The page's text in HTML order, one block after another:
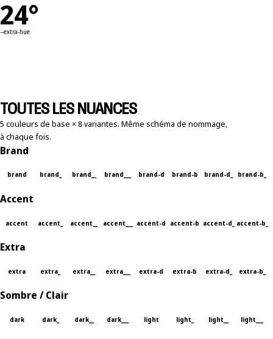
24°
--extra-hue
TOUTES LES NUANCES
5 couleurs de base × 8 variantes. Même schéma de nommage,
à chaque fois.
Brand
brand brand_ brand__ brand___ brand-d brand-b brand-d_ brand-b_
Accent
accent accent_ accent__ accent___ accent-d accent-b accent-d_ accent-b_
Extra
extra extra_ extra__ extra___ extra-d extra-b extra-d_ extra-b_
Sombre / Clair
dark dark_ dark__ dark___ light light_ light__ light___